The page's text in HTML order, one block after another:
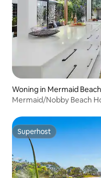
Woning in Mermaid Beach
Mermaid/Nobby Beach
Superhost
Superhost